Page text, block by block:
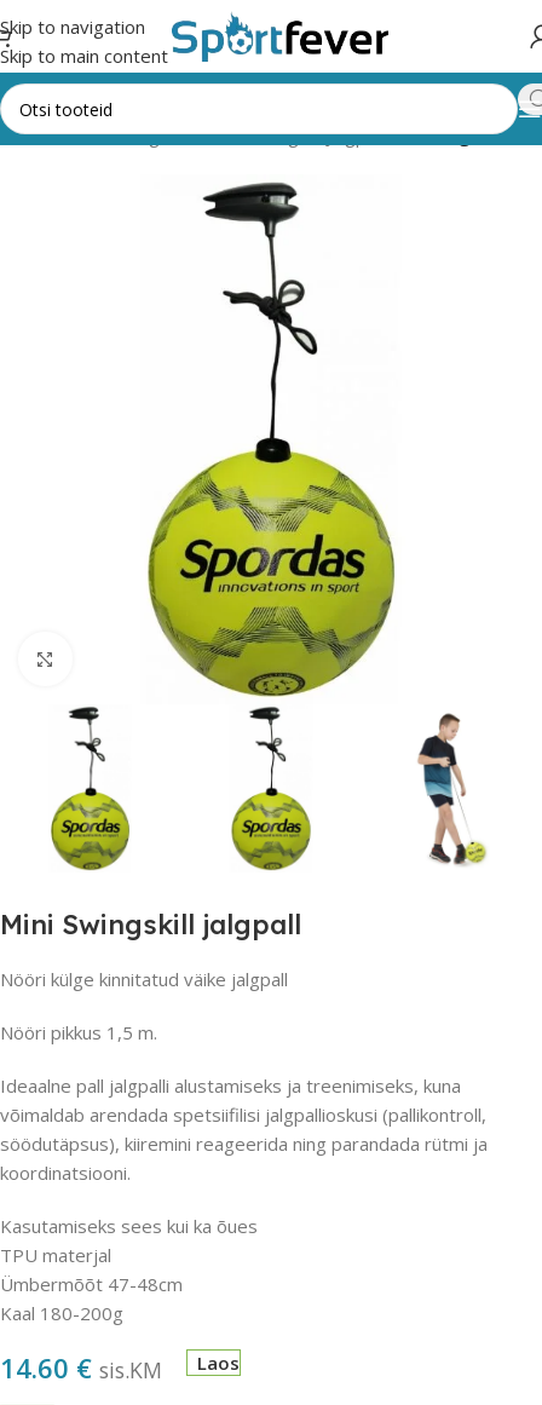
Skip to navigation
Skip to main content
Esileht Kõik kategooriad Pallimängud Jalgpall Treeningtarbed
Suurendamiseks klõpsake
Mini Swingskill jalgpall
Nööri külge kinnitatud väike jalgpall
Nööri pikkus 1,5 m.
Ideaalne pall jalgpalli alustamiseks ja treenimiseks, kuna
võimaldab arendada spetsiifilisi jalgpallioskusi (pallikontroll,
söödutäpsus), kiiremini reageerida ning parandada rütmi ja
koordinatsiooni.
Kasutamiseks sees kui ka õues
TPU materjal
Ümbermõõt 47-48cm
Kaal 180-200g
14.60 € sis.KM Laos